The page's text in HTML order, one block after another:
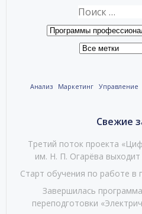
Анализ Маркетинг Управление
Свежие
Третий поток проекта
им. Н. П. Огарёва
Старт обучения по работе в
Завершилась
переподготовки